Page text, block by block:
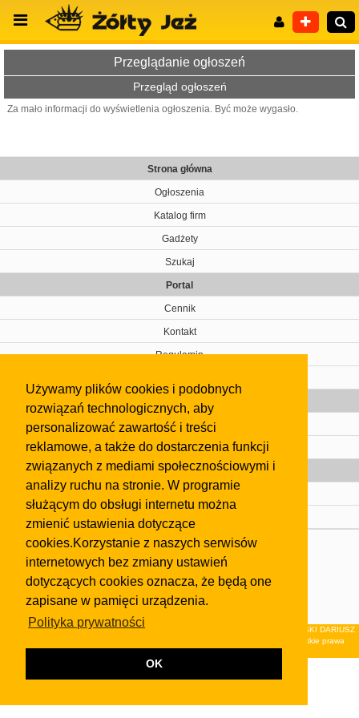
Używamy plików cookies i podobnych
rozwiązań technologicznych, aby
personalizować zawartość i treści
reklamowe, a także do dostarczenia funkcji
związanych z mediami społecznościowymi i
analizy ruchu na stronie. W programie
służącym do obsługi internetu można
zmienić ustawienia dotyczące
cookies.Korzystanie z naszych serwisów
internetowych bez zmiany ustawień
dotyczących cookies oznacza, że będą one
zapisane w pamięci urządzenia.
Polityka prywatności
OK
Przeglądanie ogłoszeń
Przegląd ogłoszeń
Za mało informacji do wyświetlenia ogłoszenia. Być może wygasło.
Strona główna
Ogłoszenia
Katalog firm
Gadżety
Szukaj
Portal
Cennik
Kontakt
Regulamin
Gazeta
Olkusz
Kontakt
Strefa dla biznesu
Biura nieruchomości
Dealerzy i autokomisy
Skontaktuj się z nami
regulaminuiPolityki Prywatności.
Klauzula FB
© 2026Wydawnictwo NEON sp. z o.o. (dawniej: FIRMA NEON MAREK KLUCZEWSKI DARIUSZ
KRAWCZYK s.c.) z siedzibą w Olkuszu, ul.Żuradzka 15, 32-300 Olkusz . Wszystkie prawa